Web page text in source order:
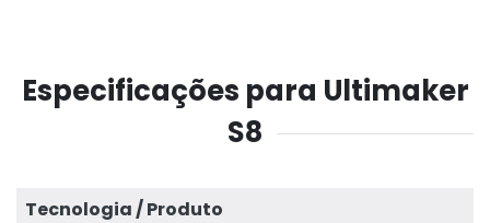
Especificações para Ultimaker
S8
Tecnologia / Produto